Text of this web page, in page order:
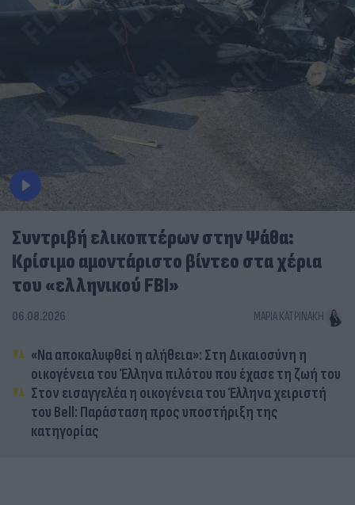
Συντριβή ελικοπτέρων στην Ψάθα:
Κρίσιμο αμοντάριστο βίντεο στα χέρια
του «ελληνικού FBI»
06.08.2026 ΜΑΡΊΑ ΚΑΤΡΙΝΆΚΗ
«Να αποκαλυφθεί η αλήθεια»: Στη Δικαιοσύνη η
οικογένεια του Έλληνα πιλότου που έχασε τη ζωή του
Στον εισαγγελέα η οικογένεια του Έλληνα χειριστή
του Bell: Παράσταση προς υποστήριξη της
κατηγορίας